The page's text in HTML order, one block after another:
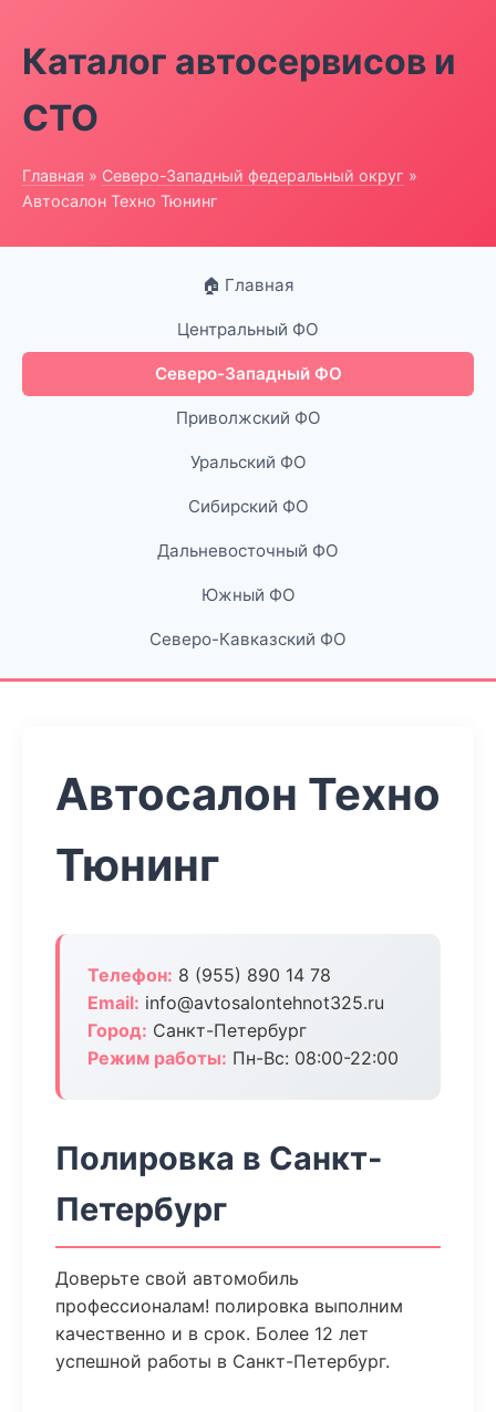
Каталог автосервисов и
СТО
Главная » Северо-Западный федеральный округ »
Автосалон Техно Тюнинг
🏠 Главная
Центральный ФО
Северо-Западный ФО
Приволжский ФО
Уральский ФО
Сибирский ФО
Дальневосточный ФО
Южный ФО
Северо-Кавказский ФО
Автосалон Техно
Тюнинг
Телефон: 8 (955) 890 14 78
Email: info@avtosalontehnot325.ru
Город: Санкт-Петербург
Режим работы: Пн-Вс: 08:00-22:00
Полировка в Санкт-
Петербург
Доверьте свой автомобиль
профессионалам! полировка выполним
качественно и в срок. Более 12 лет
успешной работы в Санкт-Петербург.